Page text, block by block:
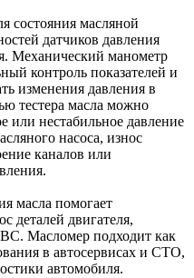
состояния масляной
датчиков давления
Механический манометр
контроль показателей и
изменения давления в
тестера масла можно
или нестабильное давление
насоса, износ
каналов или
масла помогает
деталей двигателя,
Масломер подходит как
в автосервисах и СТО,
автомобиля.